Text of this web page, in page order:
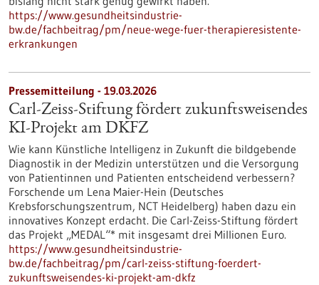
https://www.gesundheitsindustrie-
bw.de/fachbeitrag/pm/neue-wege-fuer-therapieresistente-
erkrankungen
Pressemitteilung - 19.03.2026
Carl-Zeiss-Stiftung fördert zukunftsweisendes
KI-Projekt am DKFZ
Wie kann Künstliche Intelligenz in Zukunft die bildgebende
Diagnostik in der Medizin unterstützen und die Versorgung
von Patientinnen und Patienten entscheidend verbessern?
Forschende um Lena Maier-Hein (Deutsches
Krebsforschungszentrum, NCT Heidelberg) haben dazu ein
innovatives Konzept erdacht. Die Carl-Zeiss-Stiftung fördert
das Projekt „MEDAL“* mit insgesamt drei Millionen Euro.
https://www.gesundheitsindustrie-
bw.de/fachbeitrag/pm/carl-zeiss-stiftung-foerdert-
zukunftsweisendes-ki-projekt-am-dkfz